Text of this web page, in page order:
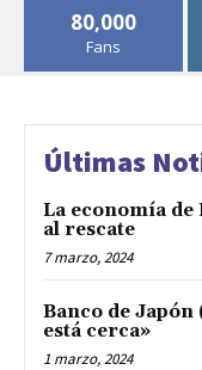
80,000
Fans
Últimas
La economía de
al rescate
7 marzo, 2024
Banco de
está cerca»
1 marzo, 2024